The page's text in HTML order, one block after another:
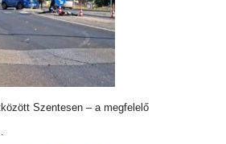
Szentesen – a megfelelő